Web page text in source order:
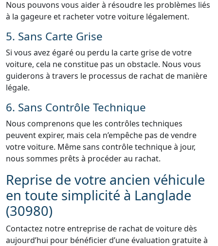
Nous pouvons vous aider à résoudre les problèmes liés
à la gageure et racheter votre voiture légalement.
5. Sans Carte Grise
Si vous avez égaré ou perdu la carte grise de votre
voiture, cela ne constitue pas un obstacle. Nous vous
guiderons à travers le processus de rachat de manière
légale.
6. Sans Contrôle Technique
Nous comprenons que les contrôles techniques
peuvent expirer, mais cela n’empêche pas de vendre
votre voiture. Même sans contrôle technique à jour,
nous sommes prêts à procéder au rachat.
Reprise de votre ancien véhicule
en toute simplicité à Langlade
(30980)
Contactez notre entreprise de rachat de voiture dès
aujourd’hui pour bénéficier d’une évaluation gratuite à